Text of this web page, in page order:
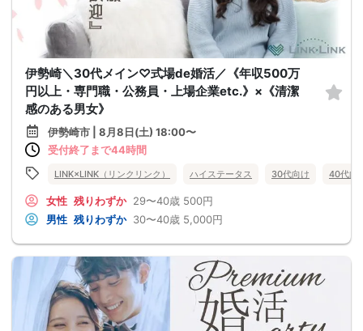
伊勢崎＼30代メイン♡式場de婚活／《年収500万
円以上・専門職・公務員・上場企業etc.》×《清潔
感のある男女》
伊勢崎市 | 8月8日(土) 18:00〜
受付終了まで44時間
LINK×LINK（リンクリンク） ハイステータス 30代向け 40代向
女性 残りわずか 29〜40歳 500円
男性 残りわずか 30〜40歳 5,000円